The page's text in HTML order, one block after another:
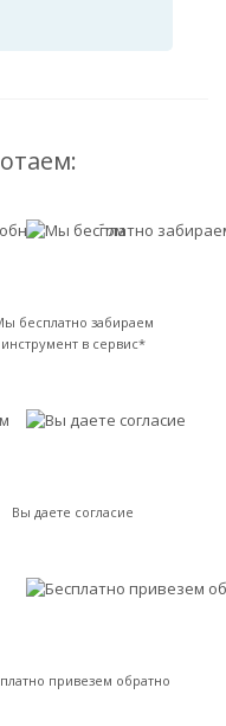
бесплатно забираем
инструмент в сервис*
Вы даете согласие
привезем обратно